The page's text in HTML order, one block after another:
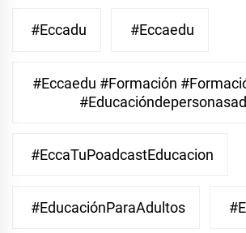
#eccadu #eccaedu
#eccaedu #formación
#EccaTuPoadcastEducacion
#EducaciónParaAdultos